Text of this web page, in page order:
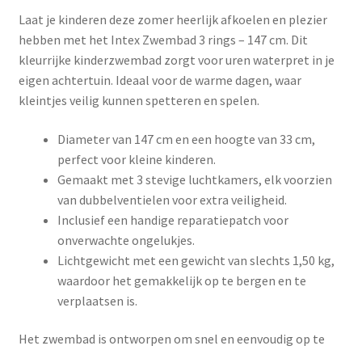
Laat je kinderen deze zomer heerlijk afkoelen en plezier
hebben met het Intex Zwembad 3 rings – 147 cm. Dit
kleurrijke kinderzwembad zorgt voor uren waterpret in je
eigen achtertuin. Ideaal voor de warme dagen, waar
kleintjes veilig kunnen spetteren en spelen.
Diameter van 147 cm en een hoogte van 33 cm,
perfect voor kleine kinderen.
Gemaakt met 3 stevige luchtkamers, elk voorzien
van dubbelventielen voor extra veiligheid.
Inclusief een handige reparatiepatch voor
onverwachte ongelukjes.
Lichtgewicht met een gewicht van slechts 1,50 kg,
waardoor het gemakkelijk op te bergen en te
verplaatsen is.
Het zwembad is ontworpen om snel en eenvoudig op te